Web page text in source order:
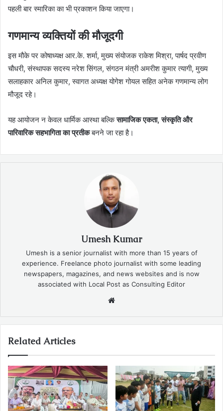
पहली बार स्मारिका का भी प्रकाशन किया जाएगा।
गणमान्य व्यक्तियों की मौजूदगी
इस मौके पर कोषाध्यक्ष आर.के. शर्मा, मुख्य संयोजक राकेश मिश्रा, पार्षद प्रवीण
चौधरी, संस्थापक सदस्य नरेश सिंगल, संगठन मंत्री अमरीश कुमार त्यागी, मुख्य
सलाहकार अनिल कुमार, स्वागत अध्यक्ष योगेश गोयल सहित अनेक गणमान्य लोग
मौजूद रहे।
यह आयोजन न केवल धार्मिक आस्था बल्किसामाजिक एकता, संस्कृति और
पारिवारिक सहभागिता का प्रतीकबनने जा रहा है।
Umesh Kumar
Umesh is a senior journalist with more than 15 years of
experience. Freelance photo journalist with some leading
newspapers, magazines, and news websites and is now
associated with Local Post as Consulting Editor
Related Articles